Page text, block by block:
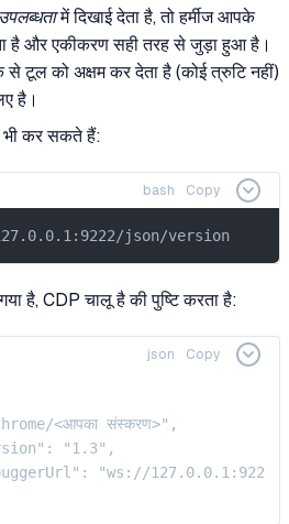
में दिखाई देता है, तो हर्मीज आपके
है और एकीकरण सही तरह से जुड़ा हुआ है।
से टूल को अक्षम कर देता है (कोई त्रुटि नहीं)
है।
भी कर सकते हैं:
bash Copy
json/version
है, CDP चालू है की पुष्टि करता है:
json Copy
<आपका संस्करण>",
"1.3",
"ws://